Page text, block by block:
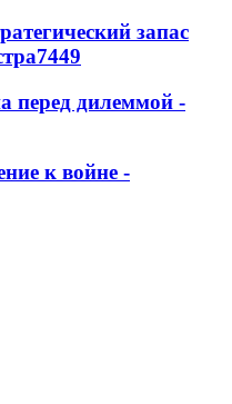
запас
7449
перед дилеммой -
к войне -